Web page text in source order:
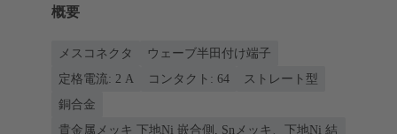
概要
メスコネクタ
ウェーブ半田付け端子
定格電流: ‌2 A
コンタクト: 64
ストレート型
銅合金
貴金属メッキ 下地Ni 嵌合側, Snメッキ、下地Ni 結